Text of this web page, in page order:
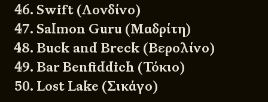
Swift (Λονδίνο)
Salmon Guru (Μαδρίτη)
Buck and Breck (Βερολίνο)
Bar Benfiddich (Τόκιο)
Lost Lake (Σικάγο)